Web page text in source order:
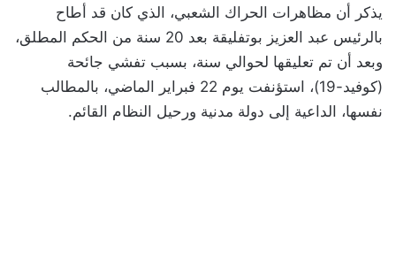
يذكر أن مظاهرات الحراك الشعبي، الذي كان قد أطاح
بالرئيس عبد العزيز بوتفليقة بعد 20 سنة من الحكم المطلق،
وبعد أن تم تعليقها لحوالي سنة، بسبب تفشي جائحة
(كوفيد-19)، استؤنفت يوم 22 فبراير الماضي، بالمطالب
نفسها، الداعية إلى دولة مدنية ورحيل النظام القائم.